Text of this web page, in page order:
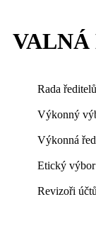
Rada
Výkonný
Výkonná
Etický
Revizoři účtů